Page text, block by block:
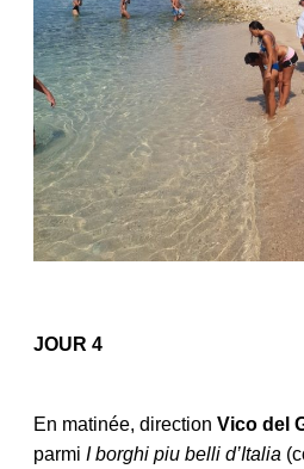
JOUR 4
En matinée, direction Vico del
parmi I borghi piu belli d’Italia